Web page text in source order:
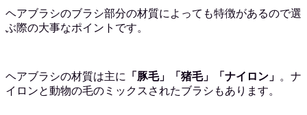
ヘアブラシのブラシ部分の材質によっても特徴があるので選
ぶ際の大事なポイントです。
ヘアブラシの材質は主に 「豚毛」「猪毛」「ナイロン」 。ナ
イロンと動物の毛のミックスされたブラシもあります。